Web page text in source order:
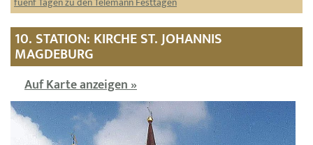
10. STATION: KIRCHE ST. JOHANNIS
MAGDEBURG
Auf Karte anzeigen »